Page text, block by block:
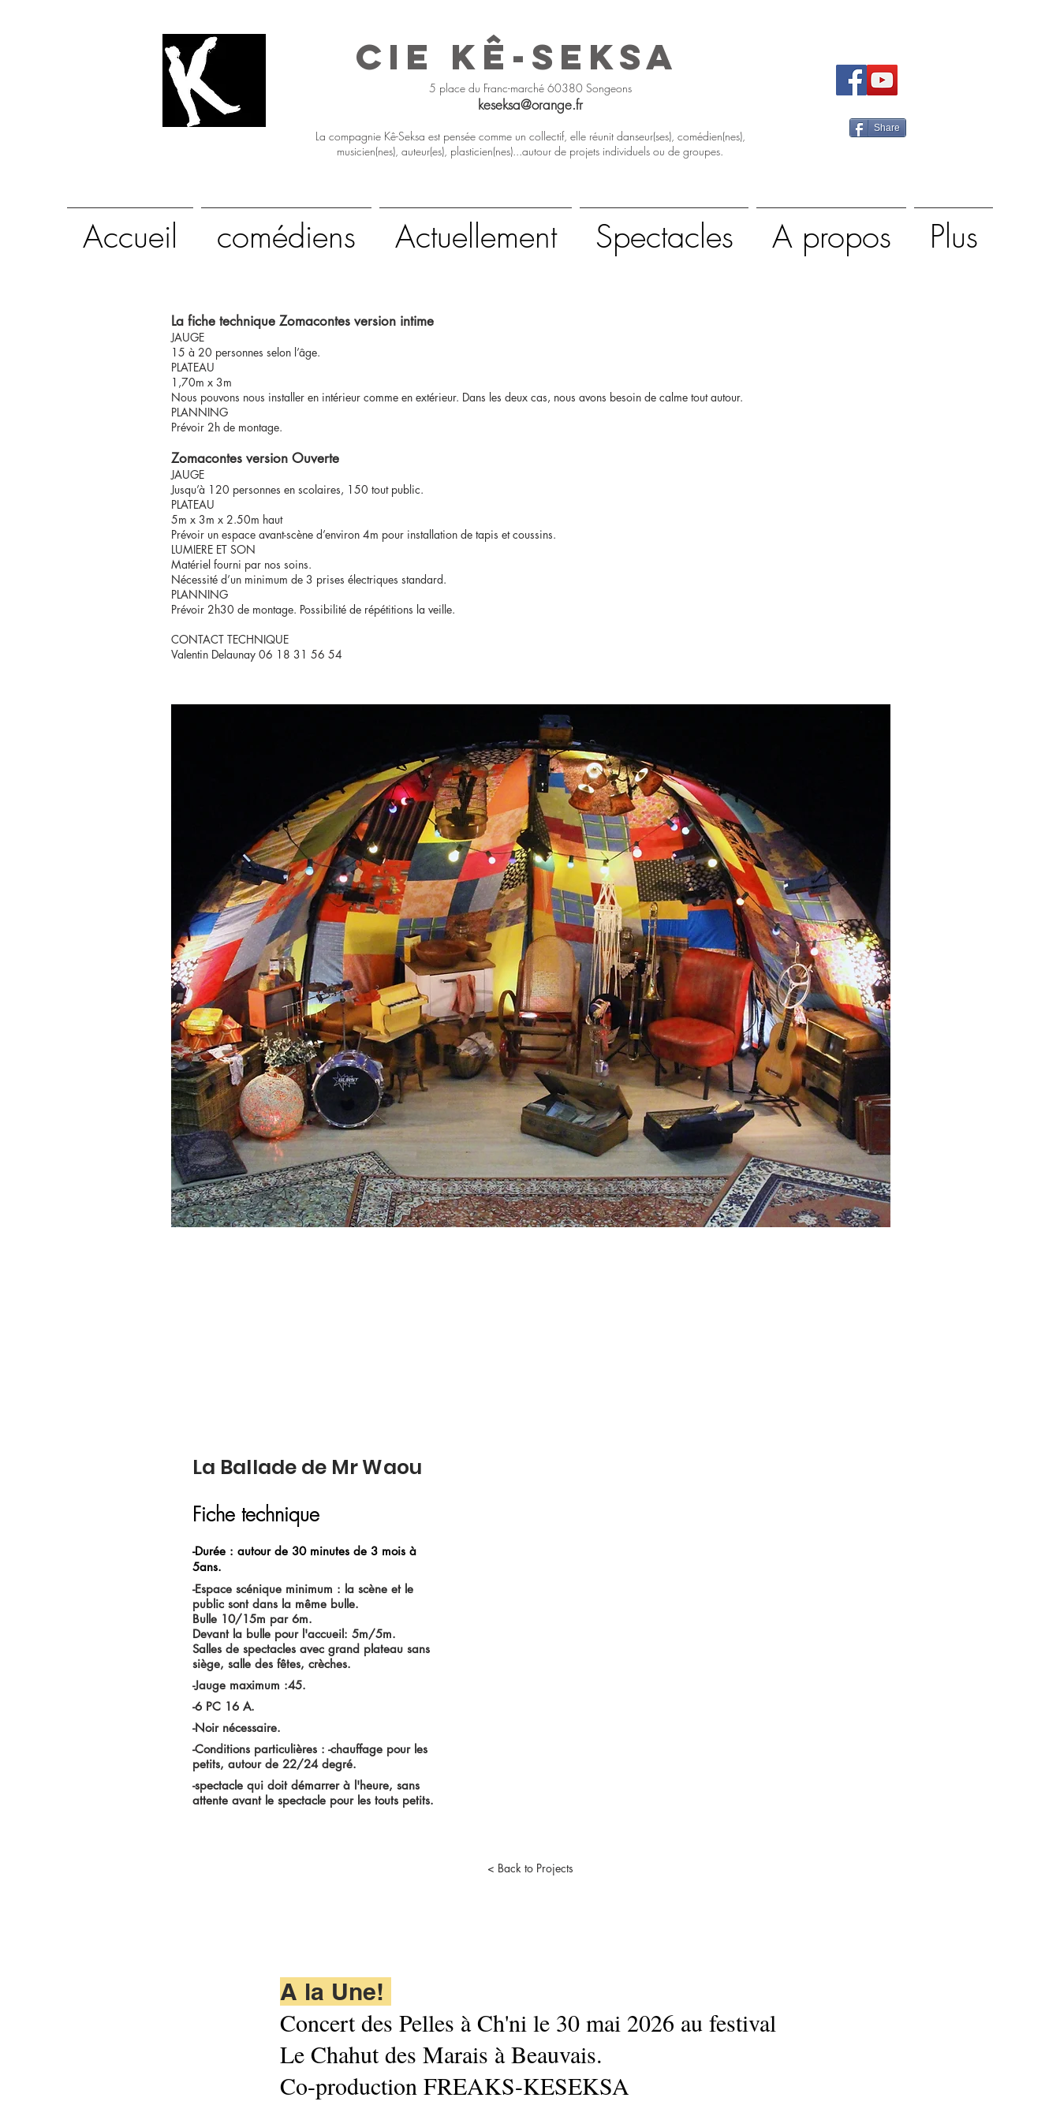
Cie Kê-Seksa
5 place du Franc-marché 60380 Songeons
keseksa@orange.fr
La compagnie Kê-Seksa est pensée comme un collectif, elle réunit danseur(ses), comédien(nes),
musicien(nes), auteur(es), plasticien(nes)...autour de projets individuels ou de groupes.
Share
Accueil comédiens Actuellement Spectacles A propos Plus
La fiche technique Zomacontes version intime
JAUGE
15 à 20 personnes selon l’âge.
PLATEAU
1,70m x 3m
Nous pouvons nous installer en intérieur comme en extérieur. Dans les deux cas, nous avons besoin de calme tout autour.
PLANNING
Prévoir 2h de montage.
Zomacontes version Ouverte
JAUGE
Jusqu’à 120 personnes en scolaires, 150 tout public.
PLATEAU
5m x 3m x 2.50m haut
Prévoir un espace avant-scène d’environ 4m pour installation de tapis et coussins.
LUMIERE ET SON
Matériel fourni par nos soins.
Nécessité d’un minimum de 3 prises électriques standard.
PLANNING
Prévoir 2h30 de montage. Possibilité de répétitions la veille.
CONTACT TECHNIQUE
Valentin Delaunay 06 18 31 56 54
La Ballade de Mr Waou
Fiche technique
-Durée : autour de 30 minutes de 3 mois à
5ans.
-Espace scénique minimum : la scène et le
public sont dans la même bulle.
Bulle 10/15m par 6m.
Devant la bulle pour l'accueil: 5m/5m.
Salles de spectacles avec grand plateau sans
siège, salle des fêtes, crèches.
-Jauge maximum :45.
-6 PC 16 A.
-Noir nécessaire.
-Conditions particulières : -chauffage pour les
petits, autour de 22/24 degré.
-spectacle qui doit démarrer à l'heure, sans
attente avant le spectacle pour les touts petits.
< Back to Projects
A la Une!
Concert des Pelles à Ch'ni le 30 mai 2026 au festival
Le Chahut des Marais à Beauvais.
Co-production FREAKS-KESEKSA